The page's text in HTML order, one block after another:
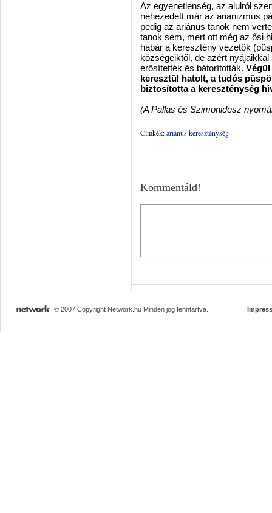
Az egyenetlenség, az alulról
nehezedett már az arianizmus
pedig az ariánus tanok nem
tanok sem, mert ott még az ősi
habár a keresztény vezetők
községeiktől, de azért
erősítették és bátorították.
keresztül hatolt, a tudós
biztosította a kereszténység
(A Pallas és Szimonidesz
Címkék:ariánus kereszténység
Kommentáld!
© 2007 Copyright Network.hu Minden jog fenntartva.